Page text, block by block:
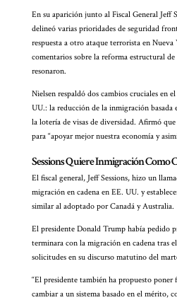
En su aparición junto al Fiscal General Jeff
delineó varias prioridades de seguridad
respuesta a otro ataque terrorista en
comentarios sobre la reforma estructural
resonaron.
Nielsen respaldó dos cambios cruciales en
UU.: la reducción de la inmigración
la lotería de visas de diversidad. Afirmó que
para “apoyar mejor nuestra economía y
Sessions Quiere Inmigración Como
El fiscal general, Jeff Sessions, hizo un
migración en cadena en EE. UU. y
similar al adoptado por Canadá y Australia.
El presidente Donald Trump había pedido
terminara con la migración en cadena tras
solicitudes en su discurso matutino del
“El presidente también ha propuesto poner
cambiar a un sistema basado en el mérito,